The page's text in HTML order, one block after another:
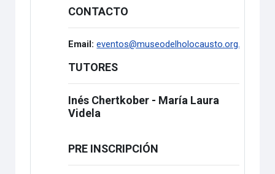
CONTACTO
Email:eventos@museodelholocausto.org.ar
TUTORES
Inés Chertkober - María Laura
Videla
PRE INSCRIPCIÓN